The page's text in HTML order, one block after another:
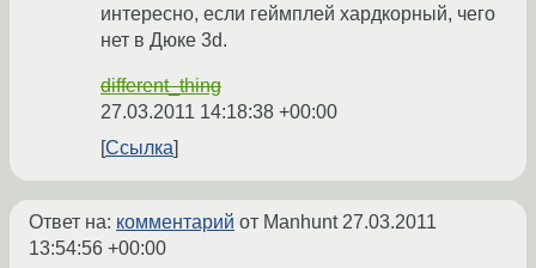
интересно, если геймплей хардкорный, чего
нет в Дюке 3d.
different_thing
27.03.2011 14:18:38 +00:00
Ссылка
Ответ на: комментарий от Manhunt27.03.2011
13:54:56 +00:00